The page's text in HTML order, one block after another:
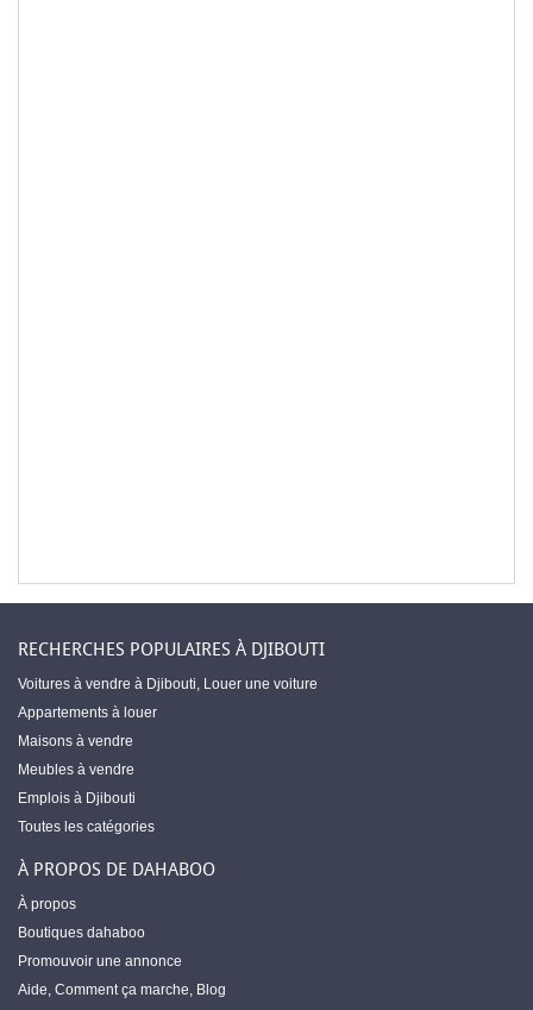
RECHERCHES POPULAIRES À DJIBOUTI
Voitures à vendre à Djibouti, Louer une voiture
Appartements à louer
Maisons à vendre
Meubles à vendre
Emplois à Djibouti
Toutes les catégories
À PROPOS DE DAHABOO
À propos
Boutiques dahaboo
Promouvoir une annonce
Aide, Comment ça marche, Blog